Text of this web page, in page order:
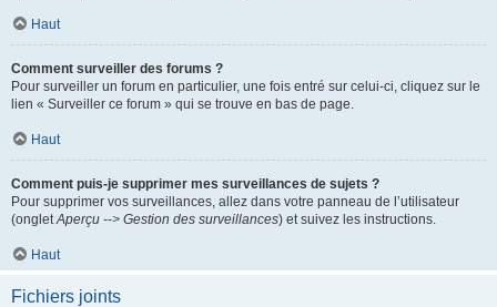
Haut
Comment surveiller des forums ?
Pour surveiller un forum en particulier, une fois entré sur celui-ci, cliquez sur le
lien « Surveiller ce forum » qui se trouve en bas de page.
Haut
Comment puis-je supprimer mes surveillances de sujets ?
Pour supprimer vos surveillances, allez dans votre panneau de l’utilisateur
(ongletAperçu --> Gestion des surveillances) et suivez les instructions.
Haut
Fichiers joints